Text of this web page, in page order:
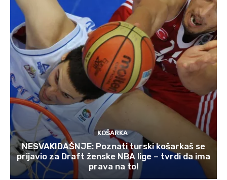
KOŠARKA
NESVAKIDAŠNJE: Poznati turski košarkaš se
prijavio za Draft ženske NBA lige – tvrdi da ima
prava na to!